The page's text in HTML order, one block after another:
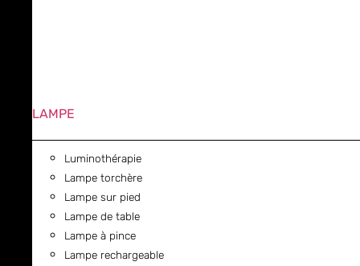
LAMPE
Luminothérapie
Lampe torchère
Lampe sur pied
Lampe de table
Lampe à pince
Lampe rechargeable